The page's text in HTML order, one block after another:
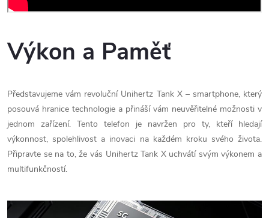
Výkon a Paměť
Představujeme vám revoluční Unihertz Tank X – smartphone, který
posouvá hranice technologie a přináší vám neuvěřitelné možnosti v
jednom zařízení. Tento telefon je navržen pro ty, kteří hledají
výkonnost, spolehlivost a inovaci na každém kroku svého života.
Připravte se na to, že vás Unihertz Tank X uchvátí svým výkonem a
multifunkčností.